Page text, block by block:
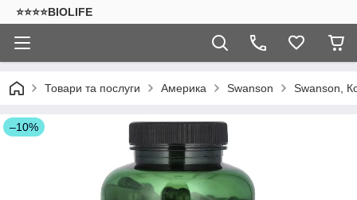
⭐⭐⭐⭐BIOLIFE
Товари та послуги Америка Swanson Swanson,
–10%